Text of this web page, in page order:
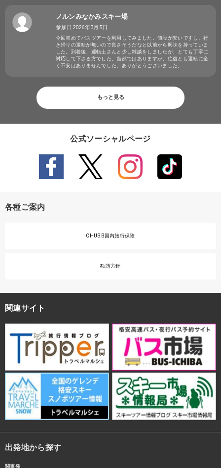
ノルンみなかみスキー場
参加日2026年3月5日
今回初めてバスツアーを利用してみました。値段が安いですし、行
き帰りの運転が無いので良さそうだなと以前から興味を持っていま
した。到着後、運転士さんと少し雑談をしましたが、とても丁寧に
対応して下さる方でした。当然ではありますが、往復とも運転に全
く不安はありませんでした。ありがとうございました。
もっと見る
公式ソーシャルページ
各種ご案内
CHUBB国内旅行保険
勧誘方針
関連サイト
出発地から探す
関東発